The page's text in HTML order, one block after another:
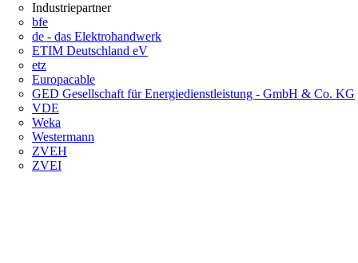
Industriepartner
bfe
de - das Elektrohandwerk
ETIM Deutschland eV
etz
Europacable
GED Gesellschaft für Energiedienstleistung - GmbH & Co. KG
VDE
Weka
Westermann
ZVEH
ZVEI